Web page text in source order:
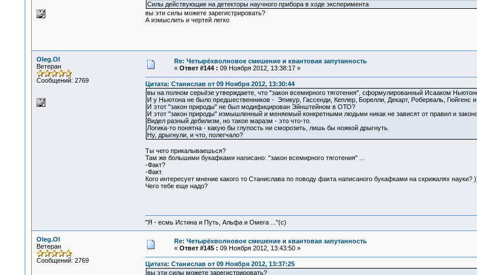
Силы действующие на детекторы научного прибора в ходе эксперимента
вы эти силы можете зарегистрировать?
А измыслить и чертей легко
Oleg.Ol
Ветеран
Сообщений: 2769
Re: Четырёхволновое смешение и квантовая запутанность
« Ответ #144 : 09 Ноября 2012, 13:38:17 »
Цитата: Станислав от 09 Ноября 2012, 13:30:44
вы на полном серьёзе утверждаете, что "закон всемирного тяготения", сформулированный Исааком
И у Ньютона не было предшественников - Эпикур, Гассенди, Кеплер, Борелли, Декарт, Роберваль, Гюйгенс и
И этот "закон природы" не был модифицирован Эйнштейном в ОТО?
И этот "закон природы" измышленный и меняемый конкретными людьми никак не зависят от правил и
Видел разный дебилизм, но такое маразм - это что-то.
Логика-то понятна - какую бы глупость ни сморозить, лишь бы ножкой дрыгнуть.
Ну, дрыгнули, и что, полегчало?
Ты чего прикалываешься?
Там же большими букафками написано: "закон всемирного тяготения" ...
-Факт?
-Факт.
Кого интересует мнение какого то Станислава по поводу факта написаного букафками на скрижалях науки?
Чего тебе еще надо?
"Я - есмь Истина и Путь, Альфа и Омега ..."(с)
Oleg.Ol
Ветеран
Сообщений: 2769
Re: Четырёхволновое смешение и квантовая запутанность
« Ответ #145 : 09 Ноября 2012, 13:43:50 »
Цитата: Станислав от 09 Ноября 2012, 13:37:25
вы эти силы можете зарегистрировать?